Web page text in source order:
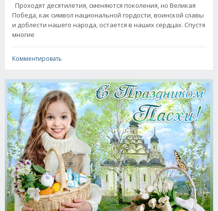
Проходят десятилетия, сменяются поколения, но Великая
Победа, как символ национальной гордости, воинской славы
и доблести нашего народа, остается в наших сердцах. Спустя
многие
Комментировать